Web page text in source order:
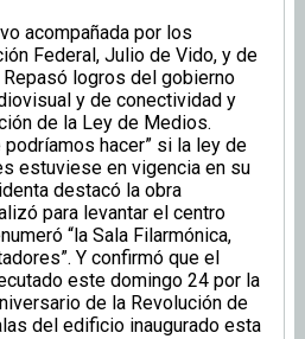
acompañada por los
Federal, Julio de Vido, y de
Repasó logros del gobierno
y de conectividad y
de la Ley de Medios.
hacer” si la ley de
estuviese en vigencia en su
destacó la obra
para levantar el centro
“la Sala Filarmónica,
Y confirmó que el
este domingo 24 por la
de la Revolución de
del edificio inaugurado esta